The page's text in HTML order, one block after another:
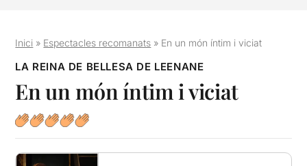
Inici » Espectacles recomanats » En un món íntim i viciat
LA REINA DE BELLESA DE LEENANE
En un món íntim i viciat